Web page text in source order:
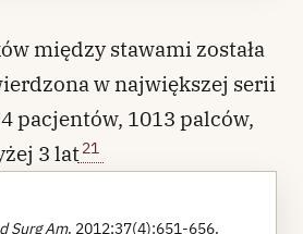
między stawami została
w największej serii
pacjentów, 1013 palców,
3 lat21
Surg Am. 2012;37(4):651-656.